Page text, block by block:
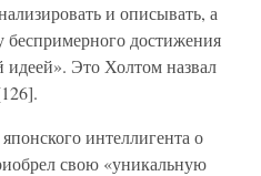
и описывать, а
беспримерного достижения
идеей». Это Холтом назвал
интеллигента о
свою «уникальную